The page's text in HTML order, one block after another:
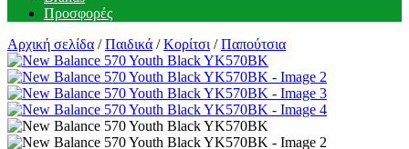
Προσφορές
Αρχική σελίδα / Παιδικά / Κορίτσι / Παπούτσια